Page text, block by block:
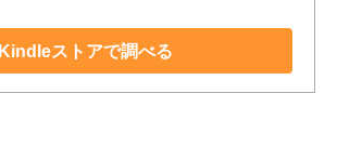
Kindleストアで調べる